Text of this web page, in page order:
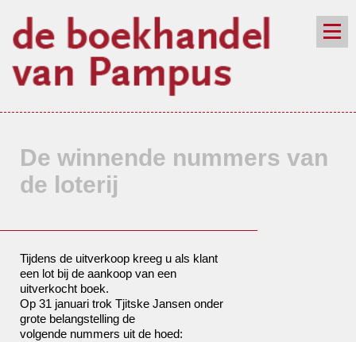
De winnende nummers van
de loterij
Tijdens de uitverkoop kreeg u als klant
een lot bij de aankoop van een
uitverkocht boek.
Op 31 januari trok Tjitske Jansen onder
grote belangstelling de
volgende nummers uit de hoed: